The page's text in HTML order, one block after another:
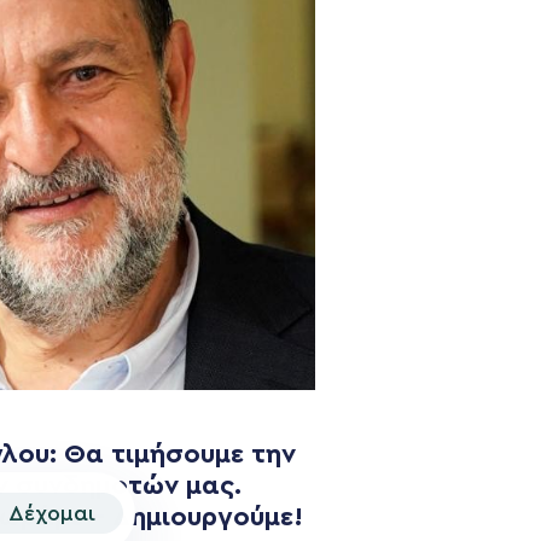
Θα τιμήσουμε την
συνδημοτών μας.
– Δημιουργούμε!
Δέχομαι